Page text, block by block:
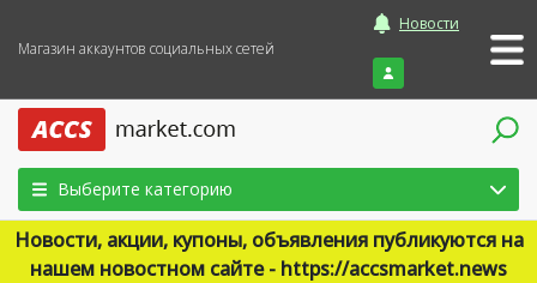
Магазин аккаунтов социальных сетей
Новости
Войти
Выберите категорию
Новости, акции, купоны, объявления публикуются на
нашем новостном сайте - https://accsmarket.news